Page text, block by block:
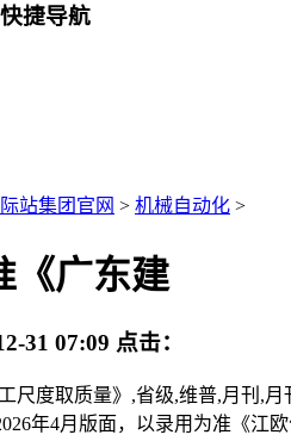
快捷导航
站集团官网 > 机械自动化 >
《广东建
31 07:09 点击：
取质量》,省级,维普,月刊,月刊
年4月版面，以录用为准《江